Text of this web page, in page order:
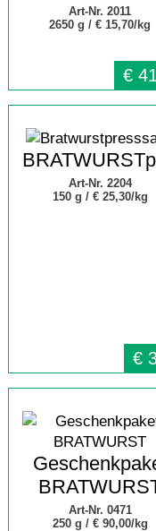
Art-Nr. 2011
2650 g / € 15,70/kg
€
Art-Nr. 2204
150 g / € 25,30/kg
€
Art-Nr. 0471
250 g / € 90,00/kg